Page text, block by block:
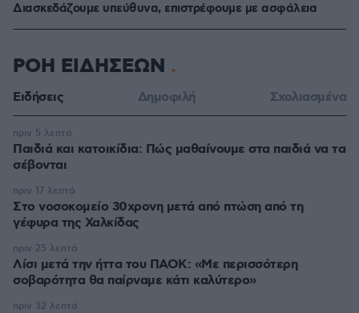
Διασκεδάζουμε υπεύθυνα, επιστρέφουμε με ασφάλεια
ΡΟΗ ΕΙΔΗΣΕΩΝ
Ειδήσεις Δημοφιλή Σχολιασμένα
Παιδιά και κατοικίδια: Πώς μαθαίνουμε στα παιδιά να τα
σέβονται
πριν 5 λεπτά
Στο νοσοκομείο 30χρονη μετά από πτώση από τη
γέφυρα της Χαλκίδας
πριν 17 λεπτά
Λίσι μετά την ήττα του ΠΑΟΚ: «Με περισσότερη
σοβαρότητα θα παίρναμε κάτι καλύτερο»
πριν 25 λεπτά
πριν 32 λεπτά